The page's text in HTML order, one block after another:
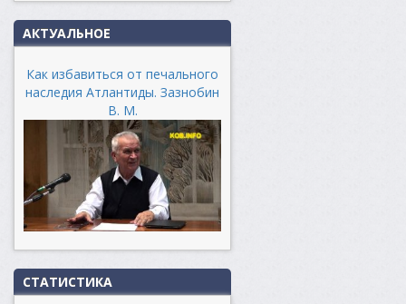
АКТУАЛЬНОЕ
Как избавиться от печального
наследия Атлантиды. Зазнобин
В. М.
СТАТИСТИКА